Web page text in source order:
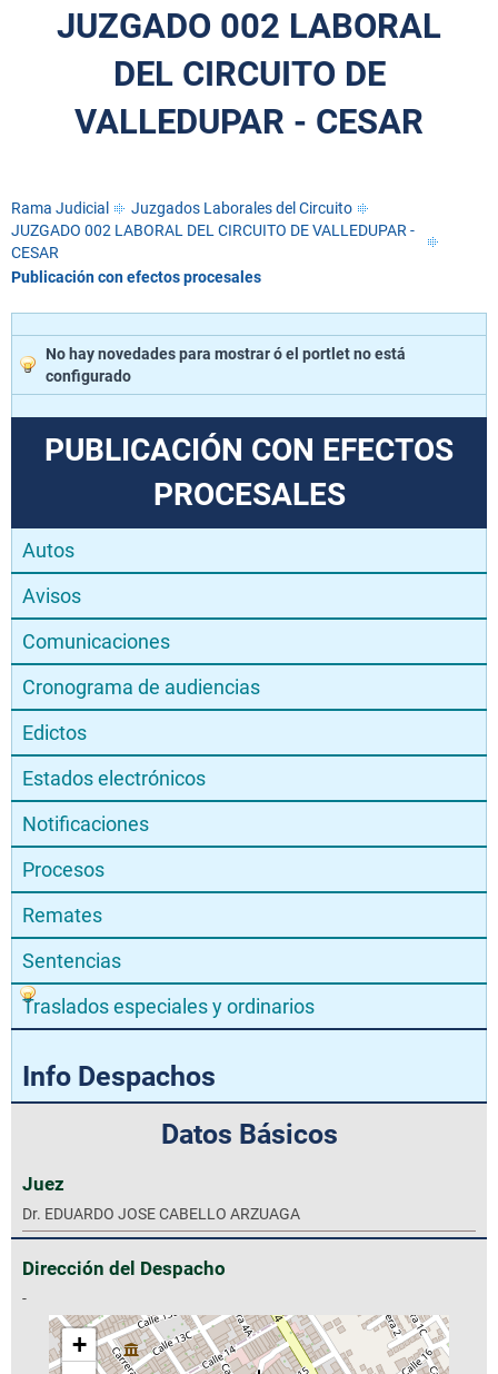
JUZGADO 002 LABORAL
DEL CIRCUITO DE
VALLEDUPAR - CESAR
Rama Judicial
Juzgados Laborales del Circuito
JUZGADO 002 LABORAL DEL CIRCUITO DE VALLEDUPAR -
CESAR
Publicación con efectos procesales
No hay novedades para mostrar ó el portlet no está
configurado
PUBLICACIÓN CON EFECTOS
PROCESALES
Autos
Avisos
Comunicaciones
Cronograma de audiencias
Edictos
Estados electrónicos
Notificaciones
Procesos
Remates
Sentencias
Traslados especiales y ordinarios
Info Despachos
Datos Básicos
Juez
Dr. EDUARDO JOSE CABELLO ARZUAGA
Dirección del Despacho
-
+